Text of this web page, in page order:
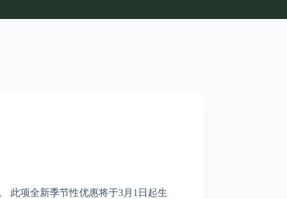
此项全新季节性优惠将于3月1日起生